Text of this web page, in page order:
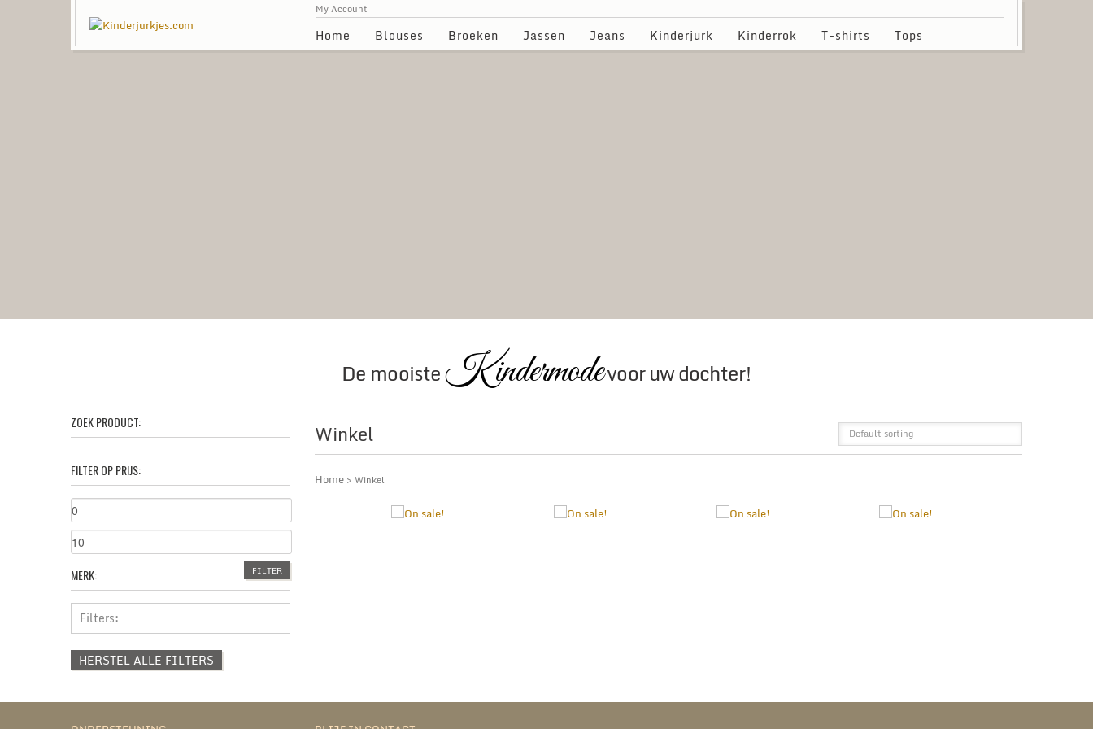
My Account
Home Blouses Broeken Jassen Jeans Kinderjurk Kinderrok T-shirts Tops
De mooisteKindermodevoor uw dochter!
Winkel Default sorting
LIST
Home > Winkel
ZOEK PRODUCT:
FILTER OP PRIJS:
FILTER
MERK:
Filters:
HERSTEL ALLE FILTERS